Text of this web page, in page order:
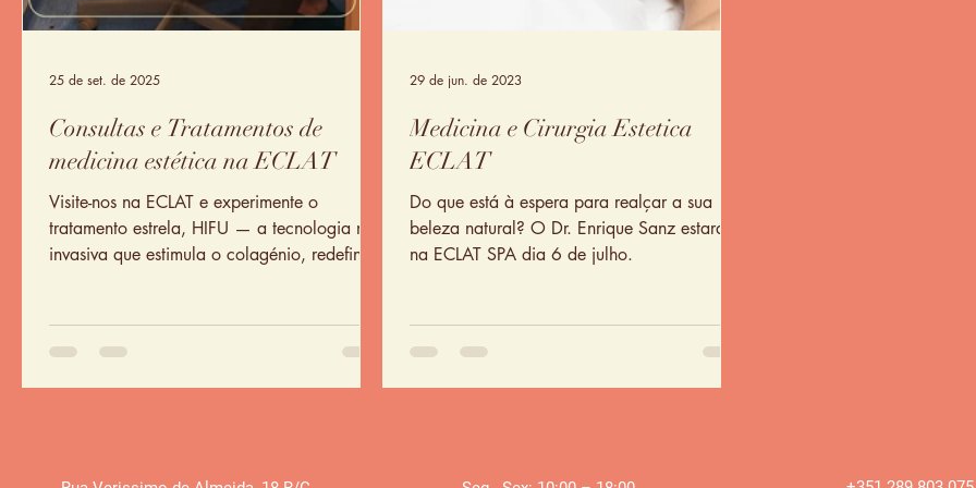
Consultas e Tratamentos de
medicina estética na ECLAT
Visite-nos na ECLAT e experimente o
tratamento estrela, HIFU — a tecnologia não
invasiva que estimula o colagénio, redefine
25 de set. de 2025
Medicina e Cirurgia Estetica
ECLAT
Do que está à espera para realçar a sua
beleza natural? O Dr. Enrique Sanz estará
na ECLAT SPA dia 6 de julho.
29 de jun. de 2023